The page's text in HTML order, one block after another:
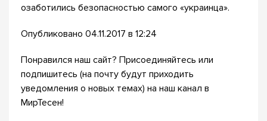
озаботились безопасностью самого «украинца».
Опубликовано 04.11.2017 в 12:24
Понравился наш сайт? Присоединяйтесь или
подпишитесь (на почту будут приходить
уведомления о новых темах) на наш канал в
МирТесен!